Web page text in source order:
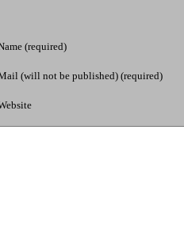
(required)
(will not be published) (required)